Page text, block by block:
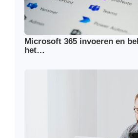
Microsoft 365 invoeren en
het…